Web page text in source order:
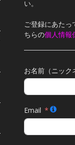
い。
ご登録にあたっ
ちらの個人情報
お名前（ニック
Email